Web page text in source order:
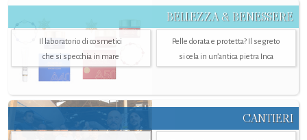
BELLEZZA & BENESSERE
Il laboratorio di cosmetici
che si specchia in mare
Pelle dorata e protetta? Il segreto
si cela in un’antica pietra Inca
CANTIERI